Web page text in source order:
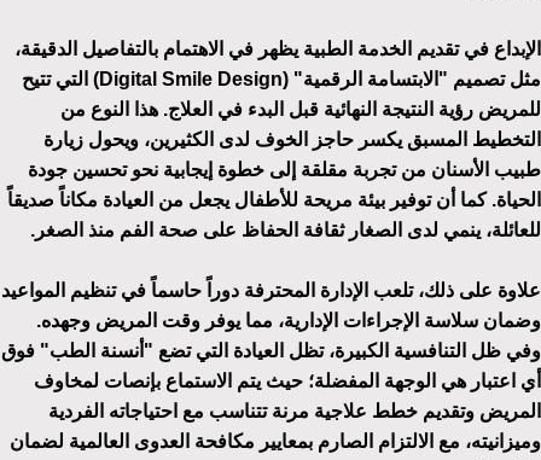
الإبداع في تقديم الخدمة الطبية يظهر في الاهتمام بالتفاصيل الدقيقة،
مثل تصميم "الابتسامة الرقمية" (Digital Smile Design) التي تتيح
للمريض رؤية النتيجة النهائية قبل البدء في العلاج. هذا النوع من
التخطيط المسبق يكسر حاجز الخوف لدى الكثيرين، ويحول زيارة
طبيب الأسنان من تجربة مقلقة إلى خطوة إيجابية نحو تحسين جودة
الحياة. كما أن توفير بيئة مريحة للأطفال يجعل من العيادة مكاناً صديقاً
للعائلة، ينمي لدى الصغار ثقافة الحفاظ على صحة الفم منذ الصغر.
علاوة على ذلك، تلعب الإدارة المحترفة دوراً حاسماً في تنظيم المواعيد
وضمان سلاسة الإجراءات الإدارية، مما يوفر وقت المريض وجهده.
وفي ظل التنافسية الكبيرة، تظل العيادة التي تضع "أنسنة الطب" فوق
أي اعتبار هي الوجهة المفضلة؛ حيث يتم الاستماع بإنصات لمخاوف
المريض وتقديم خطط علاجية مرنة تتناسب مع احتياجاته الفردية
وميزانيته، مع الالتزام الصارم بمعايير مكافحة العدوى العالمية لضمان